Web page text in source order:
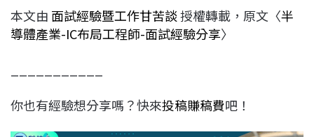
本文由 面試經驗暨工作甘苦談授權轉載，原文〈半
導體產業-IC布局工程師-面試經驗分享〉
你也有經驗想分享嗎？快來投稿賺稿費吧！